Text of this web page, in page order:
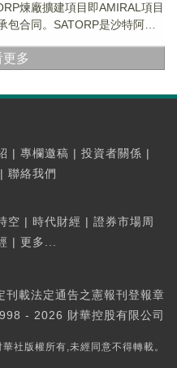
煉廠擴建項目即AMIRAL項目
包合同。SATORP是沙特阿拉
更多
| 專欄邀稿 | 投資者關係 |
| 聯絡我們
空 | 時代財經 | 證券市場周
| 更多...
刊載法定通告之憲報刊登報章
- 2026 財華控股有限公司
華社版權所有,未經同意不得轉載。